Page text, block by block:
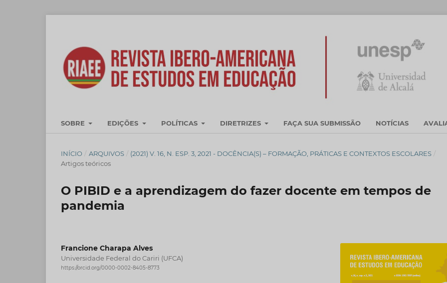
SOBRE EDIÇÕES POLÍTICAS DIRETRIZES FAÇA SUA SUBMISSÃO NOTÍCIAS
INÍCIO / ARQUIVOS / (2021) V. 16, N. ESP. 3, 2021 - DOCÊNCIA(S) – FORMAÇÃO, PRÁTICAS E CONTEXTOS ESCOLARES /
Artigos teóricos
O PIBID e a aprendizagem do fazer docente em tempos de
pandemia
Francione Charapa Alves
Universidade Federal do Cariri (UFCA)
https://orcid.org/0000-0002-8405-8773